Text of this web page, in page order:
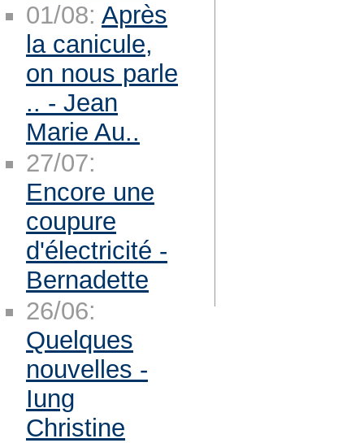
01/08: Après
la canicule,
on nous parle
.. - Jean
Marie Au..
27/07:
Encore une
coupure
d'électricité -
Bernadette
26/06:
Quelques
nouvelles -
Iung
Christine